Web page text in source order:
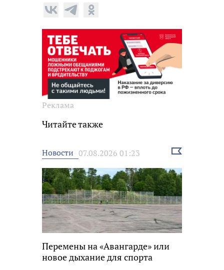
Реклама
Читайте также
Новости 07.08.2026 01:23
Выбрать
Перемены на «Авангарде» или
новое дыхание для спорта